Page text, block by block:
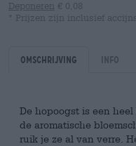
Deponeren € 0,08
* Prijzen zijn inclusief accijns
Omschrijving Info
De hopoogst is een
de aromatische
ruik je ze al van verre.